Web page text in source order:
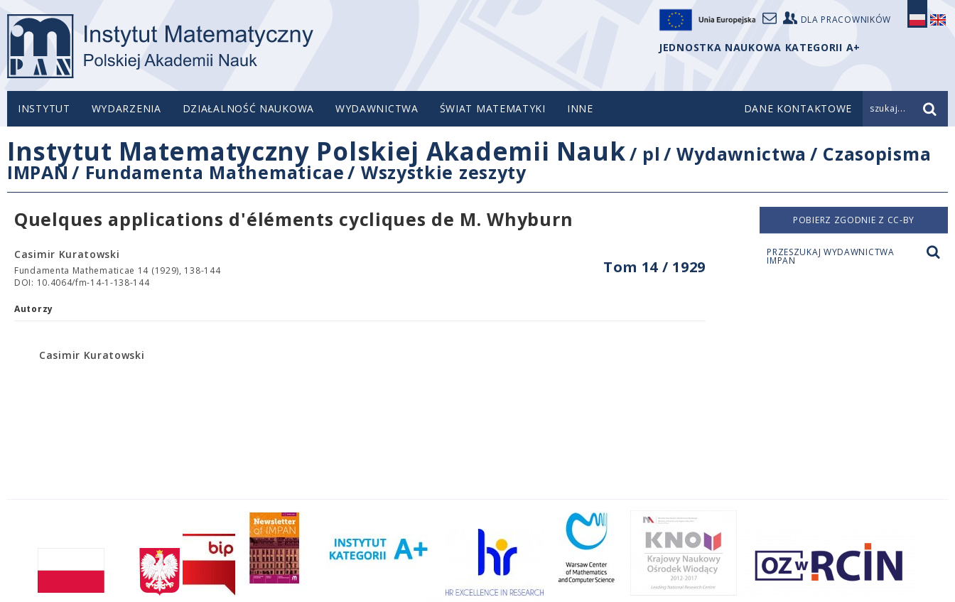
DLA PRACOWNIKÓW
JEDNOSTKA NAUKOWA KATEGORII A+
INSTYTUT WYDARZENIA DZIAŁALNOŚĆ NAUKOWA WYDAWNICTWA ŚWIAT MATEMATYKI INNE DANE KONTAKTOWE szukaj...
Instytut Matematyczny Polskiej Akademii Nauk/ pl /Wydawnictwa / Czasopisma
IMPAN / Fundamenta Mathematicae/ Wszystkie zeszyty
Quelques applications d'éléments cycliques de M. Whyburn
Tom 14 / 1929
Casimir Kuratowski
Fundamenta Mathematicae 14 (1929), 138-144
DOI: 10.4064/fm-14-1-138-144
Autorzy
Casimir Kuratowski
POBIERZ ZGODNIE Z CC-BY
PRZESZUKAJ WYDAWNICTWA
IMPAN